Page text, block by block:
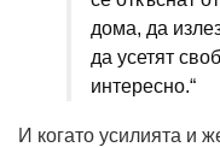
дома, да
да усетят
интересно.“
И когато усилията и